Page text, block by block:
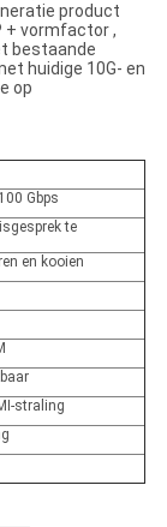
product
+ vormfactor ,
bestaande
huidige 10G- en
op
Gbps
te
en kooien
straling